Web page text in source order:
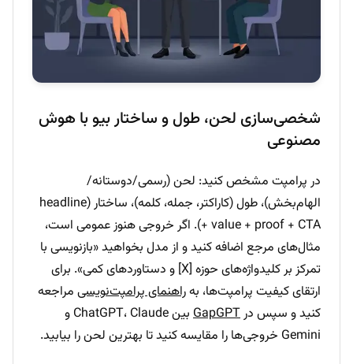
شخصی‌سازی لحن، طول و ساختار بیو با هوش
مصنوعی
در پرامپت مشخص کنید: لحن (رسمی/دوستانه/
الهام‌بخش)، طول (کاراکتر، جمله، کلمه)، ساختار (headline
+ value + proof + CTA). اگر خروجی هنوز عمومی است،
مثال‌های مرجع اضافه کنید و از مدل بخواهید «بازنویسی با
تمرکز بر کلیدواژه‌های حوزه [X] و دستاوردهای کمی». برای
ارتقای کیفیت پرامپت‌ها، بهراهنمای پرامپت‌نویسی مراجعه
کنید و سپس درGapGPT
بین ChatGPT، Claude و
Gemini خروجی‌ها را مقایسه کنید تا بهترین لحن را بیابید.